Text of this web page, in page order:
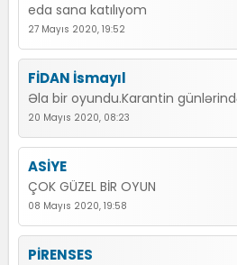
eda sana katılıyom
27 Mayıs 2020, 19:52
FİDAN İsmayıl
Əla bir oyundu.Karantin
20 Mayıs 2020, 08:23
ASİYE
ÇOK GÜZEL BİR OYUN
08 Mayıs 2020, 19:58
PİRENSES